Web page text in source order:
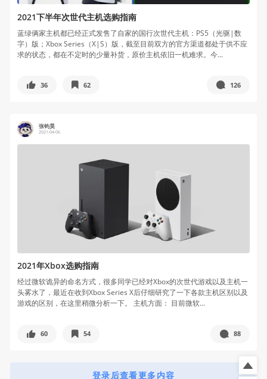
2021下半年次世代主机选购指南
蓝绿俩家主机都已经正式发售了自家的国行次世代主机：PS5（光驱|数
字）版；Xbox Series（X|S）版，截至目前双方的官方渠道都处于供不应
求的状态，都在不定时的少量补货，原价主机依旧一机难求。今...
36 62 126
张钧昊
2021-04-06
2021年Xbox选购指南
经过微软诡异的命名方式，很多同学已经对Xbox的次世代游戏以及主机一
头雾水了，最近在收到Xbox Series X后仔细研究了一下各款主机区别以及
游戏的区别，在这里稍微分析一下。 主机方面： 目前微软...
60 54 88
登录后查看更多内容